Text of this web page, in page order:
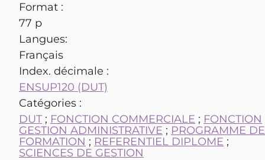
Format :
77 p
Langues:
Français
Index. décimale :
ENSUP120 (DUT)
Catégories :
DUT; FONCTION COMMERCIALE ; FONCTION
GESTION ADMINISTRATIVE ; PROGRAMME DE
FORMATION ; REFERENTIEL DIPLOME ;
SCIENCES DE GESTION